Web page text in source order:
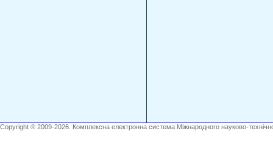
Copyright ® 2009-2026. Комплексна електронна система Міжнародного науково-